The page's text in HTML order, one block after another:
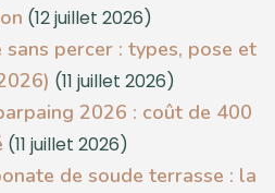
(12 juillet 2026)
percer : types, pose et
(11 juillet 2026)
2026 : coût de 400
(11 juillet 2026)
de soude terrasse : la